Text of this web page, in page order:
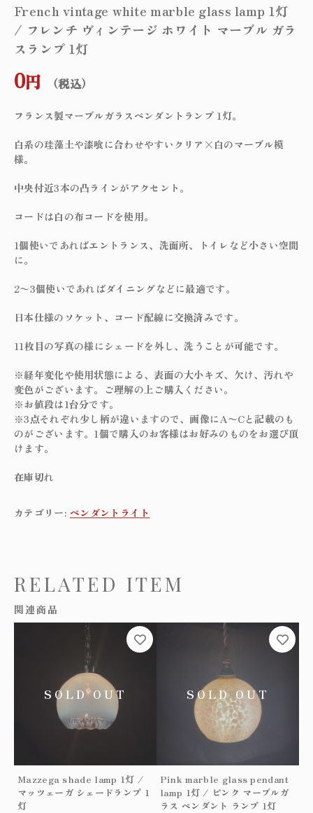
French vintage white marble glass lamp 1灯
/ フレンチ ヴィンテージ ホワイト マーブル ガラ
スランプ 1灯
0円 （税込）
フランス製マーブルガラスペンダントランプ 1灯。
白系の珪藻土や漆喰に合わせやすいクリア×白のマーブル模
様。
中央付近3本の凸ラインがアクセント。
コードは白の布コードを使用。
1個使いであればエントランス、洗面所、トイレなど小さい空間
に。
2〜3個使いであればダイニングなどに最適です。
日本仕様のソケット、コード配線に交換済みです。
11枚目の写真の様にシェードを外し、洗うことが可能です。
※経年変化や使用状態による、表面の大小キズ、欠け、汚れや
変色がございます。ご理解の上ご購入ください。
※お値段は1台分です。
※3点それぞれ少し柄が違いますので、画像にA〜Cと記載のも
のがございます。1個で購入のお客様はお好みのものをお選び頂
けます。
在庫切れ
カテゴリー: ペンダントライト
RELATED ITEM
関連商品
Mazzega shade lamp 1灯 /
マッツェーガ シェードランプ 1
灯
Pink marble glass pendant
lamp 1灯 / ピンク マーブルガ
ラス ペンダント ランプ 1灯